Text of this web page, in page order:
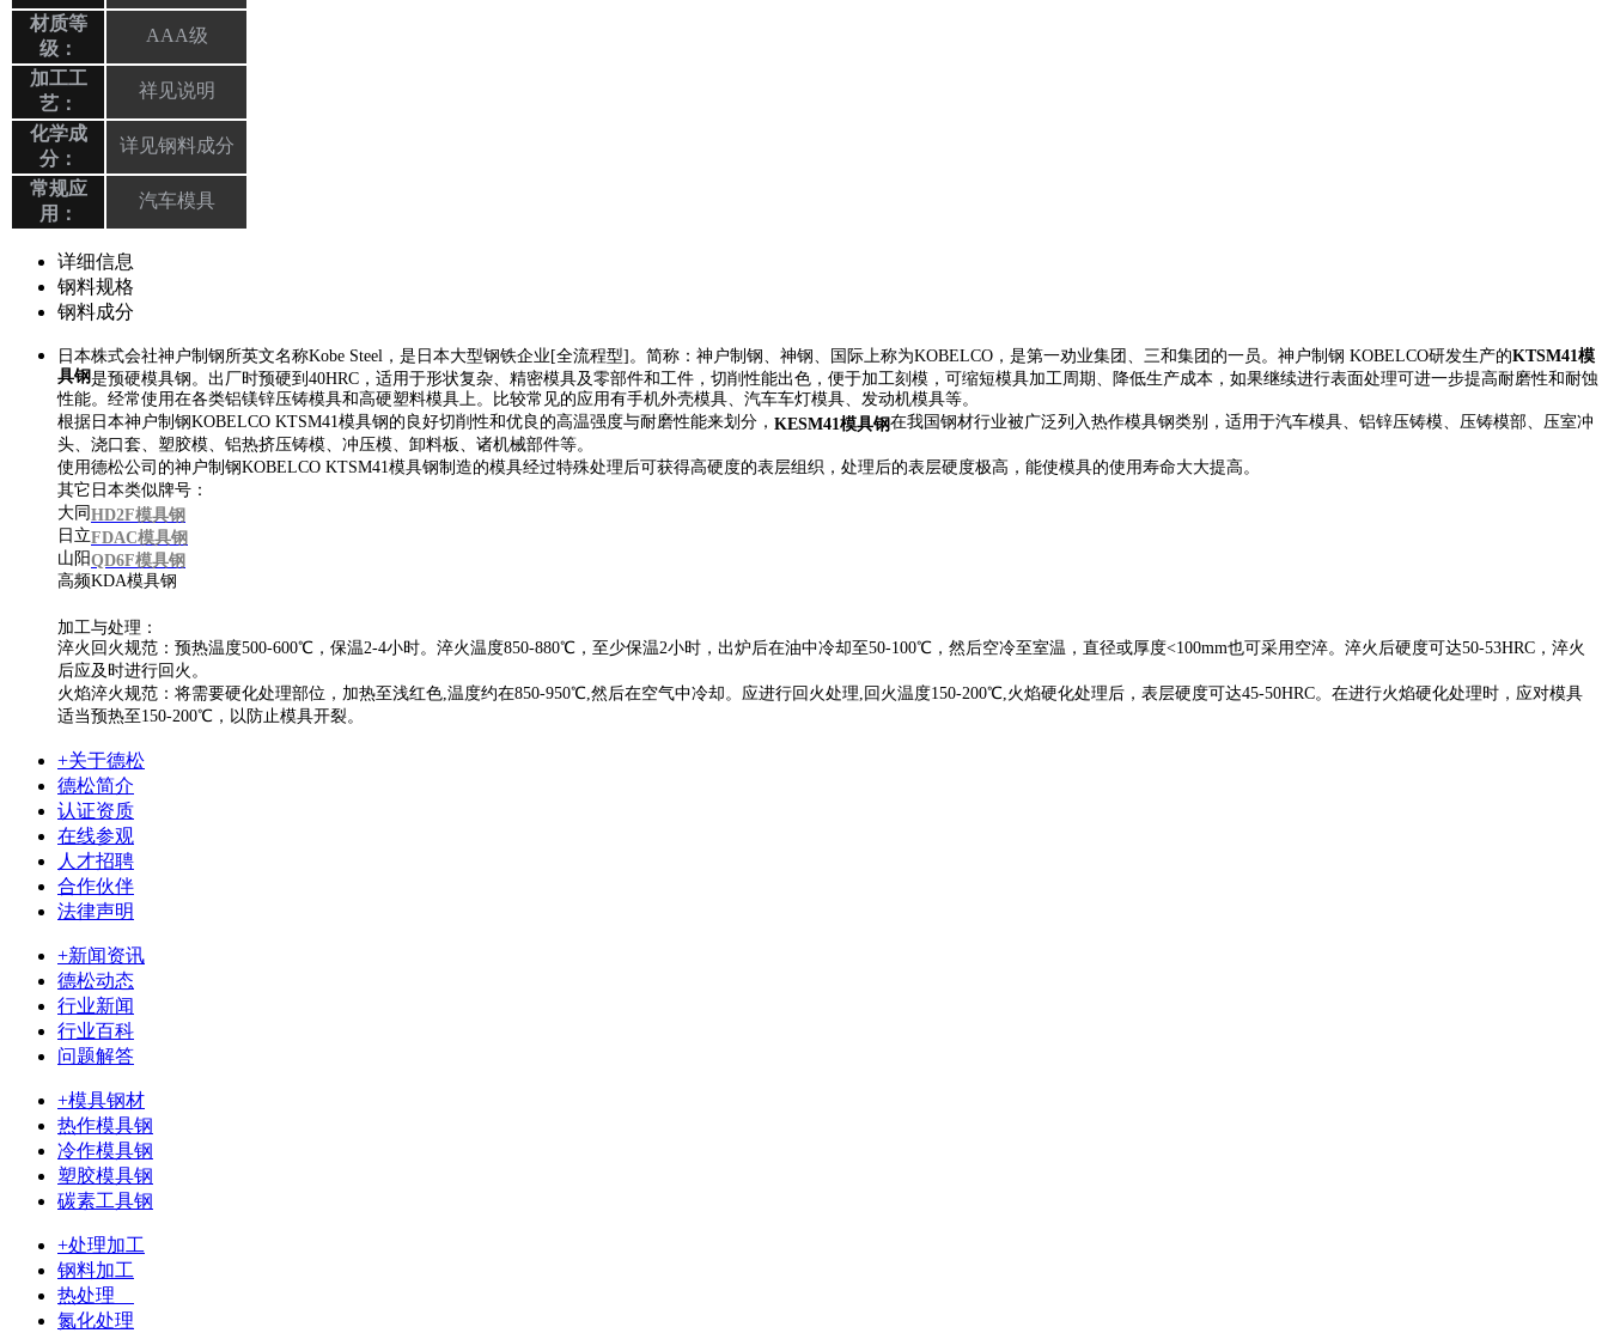
材质等
级：
AAA级
加工工
艺：
祥见说明
化学成
分：
详见钢料成分
常规应
用：
汽车模具
详细信息
钢料规格
钢料成分
日本株式会社神户制钢所英文名称Kobe Steel，是日本大型钢铁企业[全流程型]。简称：神户制钢、神钢、国际上称为KOBELCO，是第一劝业集团、三和集团的一员。神户制钢 KOBELCO研发生产的KTSM41模
具钢是预硬模具钢。出厂时预硬到40HRC，适用于形状复杂、精密模具及零部件和工件，切削性能出色，便于加工刻模，可缩短模具加工周期、降低生产成本，如果继续进行表面处理可进一步提高耐磨性和耐蚀
性能。经常使用在各类铝镁锌压铸模具和高硬塑料模具上。比较常见的应用有手机外壳模具、汽车车灯模具、发动机模具等。
根据日本神户制钢KOBELCO KTSM41模具钢的良好切削性和优良的高温强度与耐磨性能来划分， KESM41模具钢在我国钢材行业被广泛列入热作模具钢类别，适用于汽车模具、铝锌压铸模、压铸模部、压室冲
头、浇口套、塑胶模、铝热挤压铸模、冲压模、卸料板、诸机械部件等。
使用德松公司的神户制钢KOBELCO KTSM41模具钢制造的模具经过特殊处理后可获得高硬度的表层组织，处理后的表层硬度极高，能使模具的使用寿命大大提高。
其它日本类似牌号：
大同HD2F模具钢
日立FDAC模具钢
山阳QD6F模具钢
高频KDA模具钢
加工与处理：
淬火回火规范：预热温度500-600℃，保温2-4小时。淬火温度850-880℃，至少保温2小时，出炉后在油中冷却至50-100℃，然后空冷至室温，直径或厚度<100mm也可采用空淬。淬火后硬度可达50-53HRC，淬火
后应及时进行回火。
火焰淬火规范：将需要硬化处理部位，加热至浅红色,温度约在850-950℃,然后在空气中冷却。应进行回火处理,回火温度150-200℃,火焰硬化处理后，表层硬度可达45-50HRC。在进行火焰硬化处理时，应对模具
适当预热至150-200℃，以防止模具开裂。
+关于德松
德松简介
认证资质
在线参观
人才招聘
合作伙伴
法律声明
+新闻资讯
德松动态
行业新闻
行业百科
问题解答
+模具钢材
热作模具钢
冷作模具钢
塑胶模具钢
碳素工具钢
+处理加工
钢料加工
热处理
氮化处理